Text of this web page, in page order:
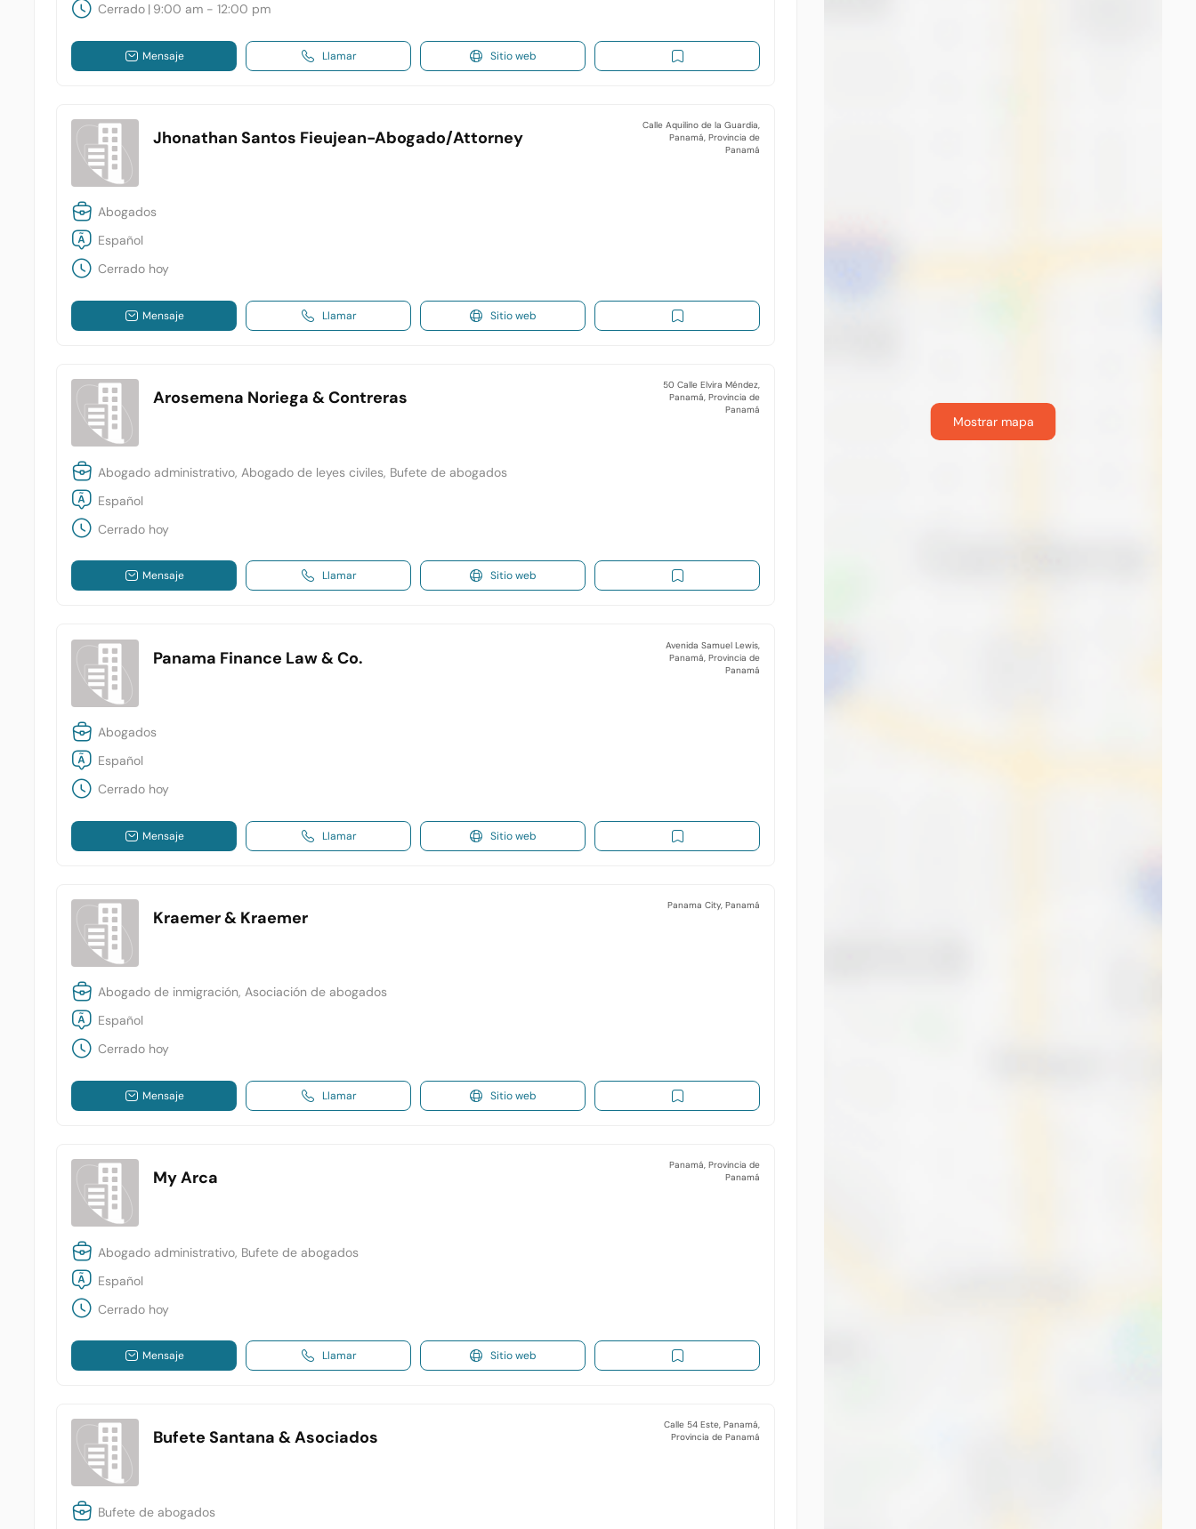
Cerrado | 9:00 am - 12:00 pm
Mensaje Llamar Sitio web
Jhonathan Santos Fieujean-Abogado/Attorney
Calle Aquilino de la Guardia,
Panamá, Provincia de
Panamá
Abogados
Español
Cerrado hoy
Mensaje Llamar Sitio web
Arosemena Noriega & Contreras
50 Calle Elvira Méndez,
Panamá, Provincia de
Panamá
Abogado administrativo, Abogado de leyes civiles, Bufete de abogados
Español
Cerrado hoy
Mensaje Llamar Sitio web
Panama Finance Law & Co.
Avenida Samuel Lewis,
Panamá, Provincia de
Panamá
Abogados
Español
Cerrado hoy
Mensaje Llamar Sitio web
Kraemer & Kraemer
Panama City, Panamá
Abogado de inmigración, Asociación de abogados
Español
Cerrado hoy
Mensaje Llamar Sitio web
My Arca
Panamá, Provincia de
Panamá
Abogado administrativo, Bufete de abogados
Español
Cerrado hoy
Mensaje Llamar Sitio web
Bufete Santana & Asociados
Calle 54 Este, Panamá,
Provincia de Panamá
Bufete de abogados
Mostrar mapa